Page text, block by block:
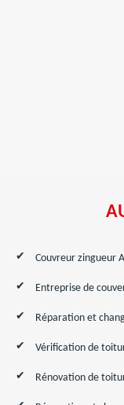
Couvreur zingueur
Entreprise de
Réparation et
Vérification de
Rénovation de